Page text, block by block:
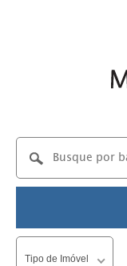
Tipo de Imóvel